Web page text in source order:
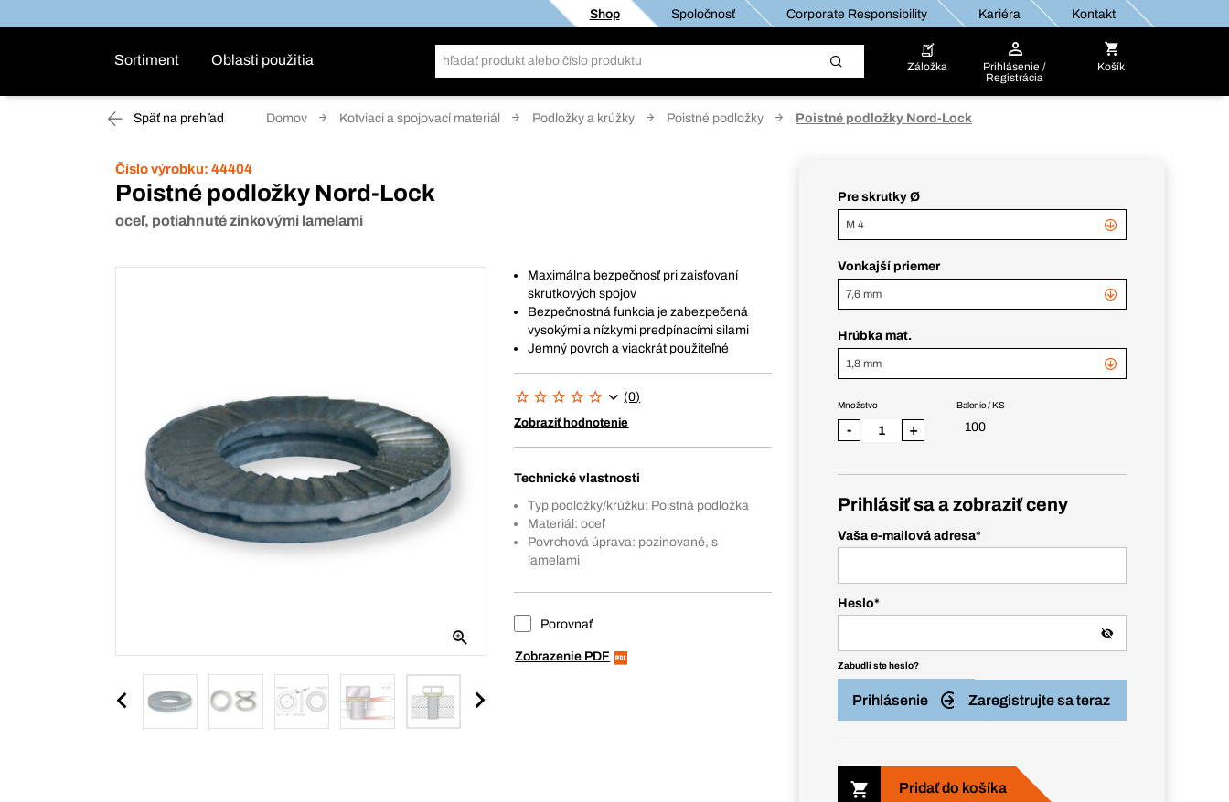
Shop Spoločnosť Corporate Responsibility Kariéra Kontakt
Sortiment Oblasti použitia Záložka
Prihlásenie /
Registrácia
Košík
Späť na prehľad Domov Kotviaci a spojovací materiál Podložky a krúžky Poistné podložky Poistné podložky Nord-Lock
Číslo výrobku: 44404
Poistné podložky Nord-Lock
oceľ, potiahnuté zinkovými lamelami
Maximálna bezpečnosť pri zaisťovaní
skrutkových spojov
Bezpečnostná funkcia je zabezpečená
vysokými a nízkymi predpínacími silami
Jemný povrch a viackrát použiteľné
(0)
Zobraziť hodnotenie
Technické vlastnosti
Typ podložky/krúžku: Poistná podložka
Materiál: oceľ
Povrchová úprava: pozinované, s
lamelami
Porovnať
Zobrazenie PDF
Pre skrutky Ø
M 4
Vonkajší priemer
7,6 mm
Hrúbka mat.
1,8 mm
Balenie / KS
100
Množstvo
- +
Prihlásiť sa a zobraziť ceny
Vaša e-mailová adresa*
Heslo*
Zabudli ste heslo?
Prihlásenie Zaregistrujte sa teraz
Pridať do košíka